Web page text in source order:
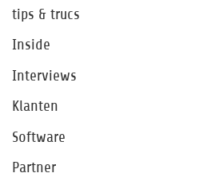
tips & trucs
Inside
Interviews
Klanten
Software
Partner